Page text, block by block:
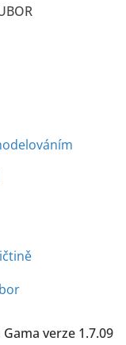
verze 1.7.09